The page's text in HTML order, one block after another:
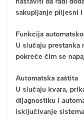
sakupljanje plijesni i
Funkcija
U slučaju prestanka
pokreće čim se
Automatska zaštita
U slučaju kvara,
dijagnostiku i
isključivanje